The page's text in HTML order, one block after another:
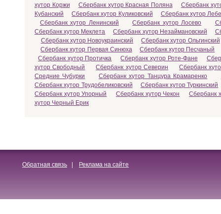
хутор Коржи
Сбербанк хутор Красная Поляна
Сбербанк
Кубанский
Сбербанк хутор Куликовский
Сбербанк хутор
Сбербанк хутор Ленинский
Сбербанк хутор Лосево
Сбербанк хутор Меклета
Сбербанк хутор Незаймановский
Сбербанк хутор Новоукраинский
Сбербанк хутор Ольгинский
Сбербанк хутор Первая Синюха
Сбербанк хутор Песчаный
Сбербанк хутор Протичка
Сбербанк хутор Роте-Фане
хутор Свободный
Сбербанк хутор Северин
Сбербанк
Средние Чубурки
Сбербанк хутор Танцура Крамаренко
Сбербанк хутор Трудобеликовский
Сбербанк хутор Туркинский
Сбербанк хутор Упорный
Сбербанк хутор Чекон
Сбербанк
хутор Черный Ерик
Обратная связь Реклама на сайте